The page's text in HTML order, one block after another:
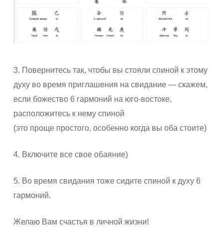
3. Повернитесь так, чтобы вы стояли спиной к этому
духу во время приглашения на свидание — скажем,
если божество 6 гармоний на юго-востоке,
расположитесь к нему спиной
(это проще простого, особенно когда вы оба стоите)
4. Включите все свое обаяние)
5. Во время свидания тоже сидите спиной к духу 6
гармоний.
Желаю Вам счастья в личной жизни!